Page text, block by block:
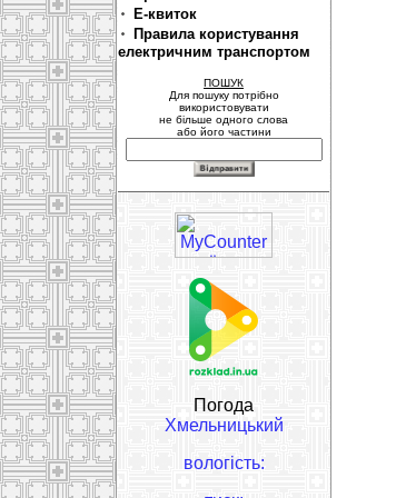
Е-квиток
Правила користування
електричним транспортом
ПОШУК
Для пошуку потрібно
використовувати
не більше одного слова
або його частини
Погода
Хмельницький
вологість: